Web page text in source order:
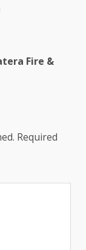
Fire &
Required